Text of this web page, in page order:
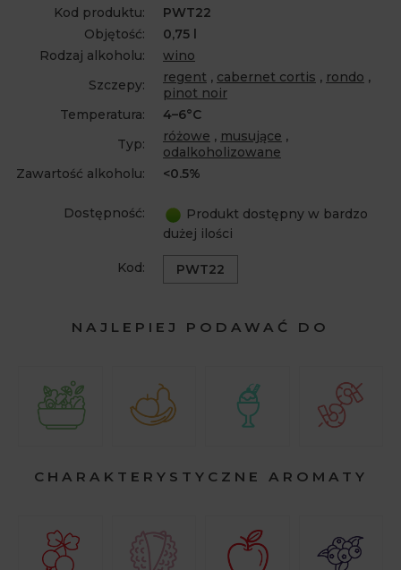
Kod produktu:
PWT22
Objętość:
0,75 l
Rodzaj alkoholu:
wino
Szczepy:
regent , cabernet cortis , rondo ,
pinot noir
Temperatura:
4–6°C
Typ:
różowe , musujące ,
odalkoholizowane
Zawartość alkoholu:
<0.5%
Dostępność:
Produkt dostępny w bardzo
dużej ilości
Kod: PWT22
NAJLEPIEJ PODAWAĆ DO
CHARAKTERYSTYCZNE AROMATY